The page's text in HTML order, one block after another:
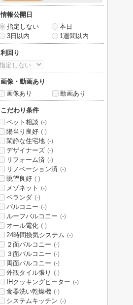
情報公開日
指定しない
本日
3日以内
1週間以内
利回り
画像・動画あり
画像あり
動画あり
こだわり条件
ペット相談 (-)
陽当り良好 (-)
閑静な住宅地 (-)
デザイナーズ (-)
リフォーム済 (-)
リノベーション済 (-)
眺望良好 (-)
メゾネット (-)
ベランダ (-)
バルコニー (-)
ルーフバルコニー (-)
オール電化 (-)
24時間換気システム (-)
２面バルコニー (-)
３面バルコニー (-)
両面バルコニー (-)
外観タイル張り (-)
IHクッキングヒーター (-)
食器洗い乾燥機 (-)
システムキッチン (-)